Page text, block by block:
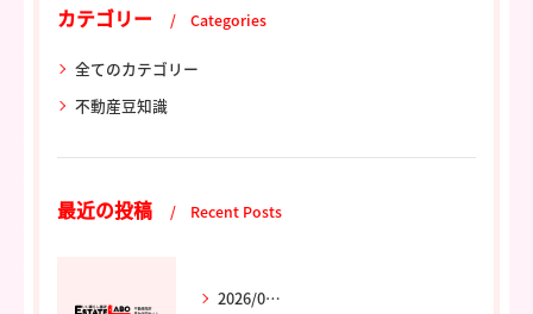
カテゴリー Categories
全てのカテゴリー
不動産豆知識
最近の投稿 Recent Posts
2026/02/06